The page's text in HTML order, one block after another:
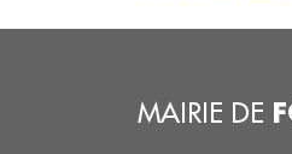
MAIRIE DE